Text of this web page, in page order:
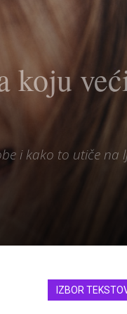
koju
i kako to utiče na
IZBOR